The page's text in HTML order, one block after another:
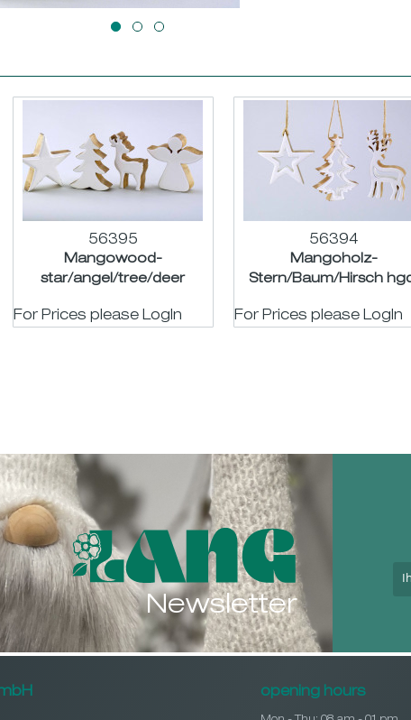
56395
Mangowood-
star/angel/tree/deer
assort. ø/H10cm
For Prices please LogIn
56394
Mangoholz-
Stern/Baum/Hirsch
H12cm
For Prices please LogIn
Newsletter
opening hours